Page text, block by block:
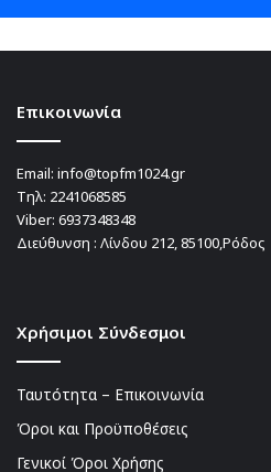
Επικοινωνία
Email: info@topfm1024.gr
Τηλ: 2241068585
Viber: 6937348348
Διεύθυνση : Λίνδου 212, 85100,Ρόδος
Χρήσιμοι Σύνδεσμοι
Ταυτότητα – Επικοινωνία
Όροι και Προϋποθέσεις
Γενικοί Όροι Χρήσης